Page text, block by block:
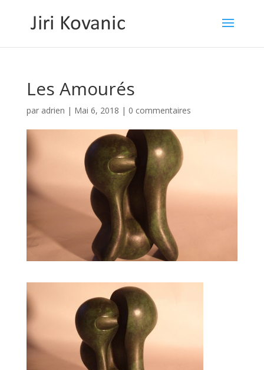
Les Amourés
par adrien | Mai 6, 2018 | 0 commentaires